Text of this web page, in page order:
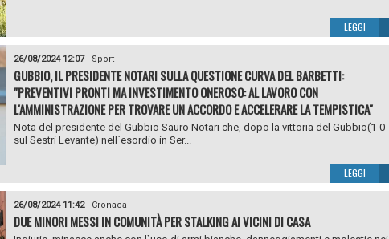
LEGGI
26/08/2024 12:07| Sport
GUBBIO, IL PRESIDENTE NOTARI SULLA QUESTIONE CURVA DEL BARBETTI:
"PREVENTIVI PRONTI MA INVESTIMENTO ONEROSO: AL LAVORO CON
L'AMMINISTRAZIONE PER TROVARE UN ACCORDO E ACCELERARE LA TEMPISTICA"
Nota del presidente del Gubbio Sauro Notari che, dopo la vittoria del Gubbio(1-0
sul Sestri Levante) nell`esordio in Ser...
LEGGI
26/08/2024 11:42| Cronaca
DUE MINORI MESSI IN COMUNITÀ PER STALKING AI VICINI DI CASA